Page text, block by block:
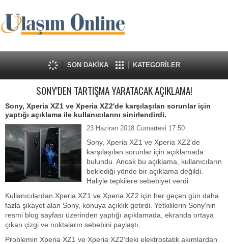
SON DAKİKA KATEGORİLER
SONY'DEN TARTIŞMA YARATACAK AÇIKLAMA!
Sony, Xperia XZ1 ve Xperia XZ2'de karşılaşılan sorunlar için
yaptığı açıklama ile kullanıcılarını sinirlendirdi.
23 Haziran 2018 Cumartesi 17:50
Sony, Xperia XZ1 ve Xperia XZ2'de
karşılaşılan sorunlar için açıklamada
bulundu. Ancak bu açıklama, kullanıcıların
beklediği yönde bir açıklama değildi.
Haliyle tepkilere sebebiyet verdi.
Kullanıcılardan Xperia XZ1 ve Xperia XZ2 için her geçen gün daha
fazla şikayet alan Sony, konuya açıklık getirdi. Yetkililerin Sony'nin
resmi blog sayfası üzerinden yaptığı açıklamada, ekranda ortaya
çıkan çizgi ve noktaların sebebini paylaştı.
Problemin Xperia XZ1 ve Xperia XZ2'deki elektrostatik akımlardan